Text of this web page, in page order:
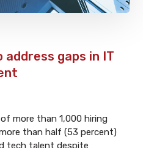
gaps in IT
more than 1,000 hiring
than half (53 percent)
tech talent despite